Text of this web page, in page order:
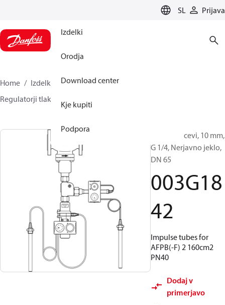
SL Prijava
Izdelki
Orodja
Download center
Kje kupiti
Podpora
Home Izdelki
Climate Solutions za ogrevanje
Regulatorji tlaka in pretoka
Impulzne cevi, 10 mm,
G 1/4, Nerjavno jeklo,
DN 65
003G18
42
Impulse tubes for
AFPB(-F) 2 160cm2
PN40
Dodaj v
primerjavo